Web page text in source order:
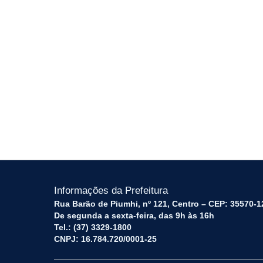
Informações da Prefeitura
Rua Barão de Piumhi, nº 121, Centro – CEP: 35570-
De segunda a sexta-feira, das 9h às 16h
Tel.: (37) 3329-1800
CNPJ: 16.784.720/0001-25